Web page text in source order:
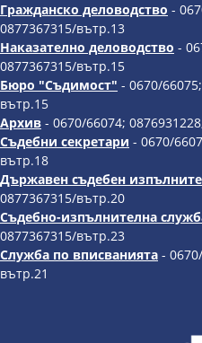
Гражданско деловодство -
0877367315/вътр.13
Наказателно деловодство -
0877367315/вътр.15
Бюро "Съдимост" - 0670/
вътр.15
Архив - 0670/66074;
Съдебни секретари - 0670/
вътр.18
Държавен съдебен
0877367315/вътр.20
Съдебно-изпълнителна
0877367315/вътр.23
Служба по вписванията -
вътр.21